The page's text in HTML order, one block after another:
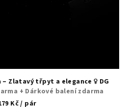
Zlatavý třpyt a elegance ♀️ DG
+ Dárkové balení zdarma
Kč/ pár